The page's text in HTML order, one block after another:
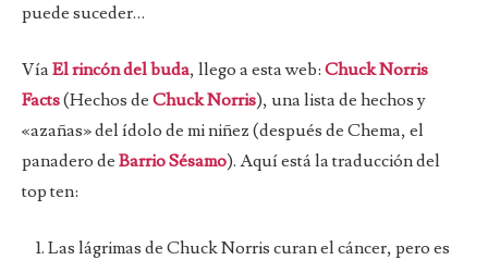
puede suceder…
VíaEl rincón del buda, llego a esta web: Chuck Norris
Facts(Hechos de Chuck Norris), una lista de hechos y
«azañas» del ídolo de mi niñez (después de Chema, el
panadero de Barrio Sésamo). Aquí está la traducción del
top ten:
Las lágrimas de Chuck Norris curan el cáncer, pero es